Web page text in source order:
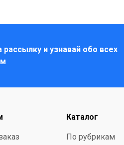
и узнавай обо всех
Каталог
По рубрикам